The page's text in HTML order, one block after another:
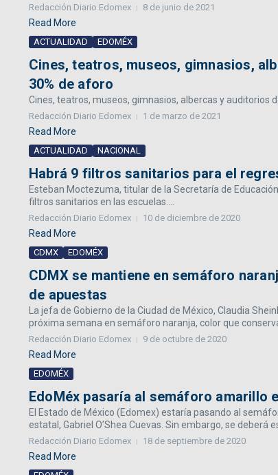
Redacción Diario Edomex 8 de junio de 2021
Read More
ACTUALIDAD EDOMÉX
Cines, teatros, museos, gimnasios,
30% de aforo
Cines, teatros, museos, gimnasios, albercas y auditorios
Redacción Diario Edomex 1 de marzo de 2021
Read More
ACTUALIDAD NACIONAL
Habrá 9 filtros sanitarios para el
Esteban Moctezuma, titular de la Secretaría de
filtros sanitarios en las escuelas....
Redacción Diario Edomex 10 de diciembre de 2020
Read More
CDMX EDOMÉX
CDMX se mantiene en semáforo
de apuestas
La jefa de Gobierno de la Ciudad de México, Claudia
próxima semana en semáforo naranja, color que conserva
Redacción Diario Edomex 9 de octubre de 2020
Read More
EDOMÉX
EdoMéx pasaría al semáforo amarillo
El Estado de México (Edomex) estaría pasando al
estatal, Gabriel O’Shea Cuevas. Sin embargo, se deberá
Redacción Diario Edomex 18 de septiembre de 2020
Read More